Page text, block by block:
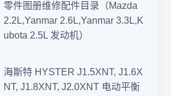
工程机械资料库 · 零件图册更新 2026年7月31日 · 最新上线
零件图册维修配件目录（Mazda
2.2L,Yanmar 2.6L,Yanmar 3.3L,K
ubota 2.5L 发动机）
海斯特 HYSTER J1.5XNT, J1.6X
NT, J1.8XNT, J2.0XNT 电动平衡